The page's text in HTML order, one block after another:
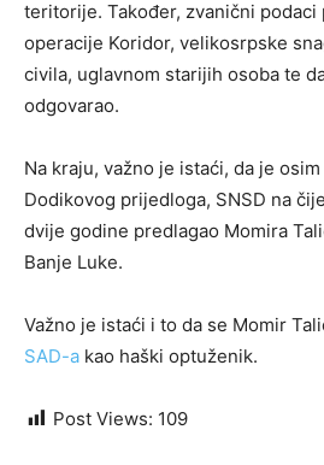
teritorije. Također, zvanični podaci
operacije Koridor, velikosrpske
civila, uglavnom starijih osoba te
odgovarao.
Na kraju, važno je istaći, da je
Dodikovog prijedloga, SNSD na
dvije godine predlagao Momira
Banje Luke.
Važno je istaći i to da se Momir
SAD-a kao haški optuženik.
Post Views: 109